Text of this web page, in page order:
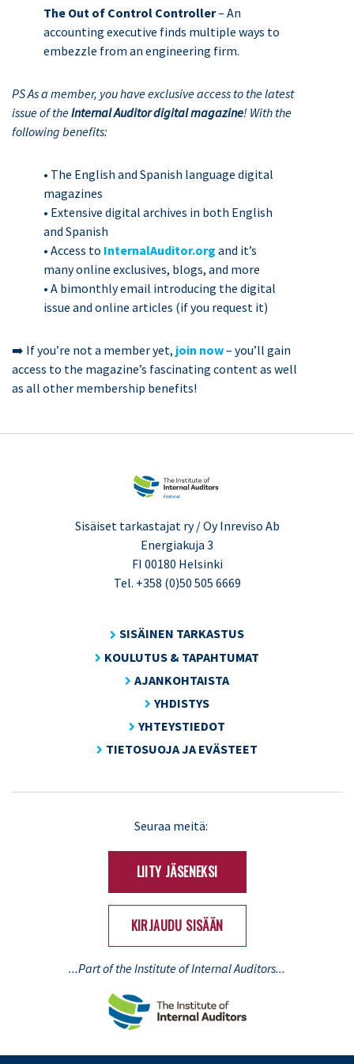
The Out of Control Controller– An
accounting executive finds multiple ways to
embezzle from an engineering firm.
PS As a member, you have exclusive access to the latest
issue of theInternal Auditor digital magazine! With the
following benefits:
• The English and Spanish language digital
magazines
• Extensive digital archives in both English
and Spanish
• Access to InternalAuditor.org and it’s
many online exclusives, blogs, and more
• A bimonthly email introducing the digital
issue and online articles (if you request it)
➡️ If you’re not a member yet, join now– you’ll gain
access to the magazine’s fascinating content as well
as all other membership benefits!
Sisäiset tarkastajat ry / Oy Inreviso Ab
Energiakuja 3
FI 00180 Helsinki
Tel. +358 (0)50 505 6669
SISÄINEN TARKASTUS
KOULUTUS & TAPAHTUMAT
AJANKOHTAISTA
YHDISTYS
YHTEYSTIEDOT
TIETOSUOJA JA EVÄSTEET
Seuraa meitä:
LIITY JÄSENEKSI
KIRJAUDU SISÄÄN
...Part of the Institute of Internal Auditors...